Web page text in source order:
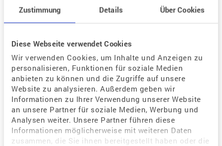
Zustimmung Details Über Cookies
Diese Webseite verwendet Cookies
Wir verwenden Cookies, um Inhalte und Anzeigen zu
personalisieren, Funktionen für soziale Medien
anbieten zu können und die Zugriffe auf unsere
Website zu analysieren. Außerdem geben wir
Informationen zu Ihrer Verwendung unserer Website
an unsere Partner für soziale Medien, Werbung und
Analysen weiter. Unsere Partner führen diese
Informationen möglicherweise mit weiteren Daten
zusammen, die Sie ihnen bereitgestellt haben oder die
Berufstätigkeit weiter nachgehen. Nach dem Transfer
muss man dann individuell entscheiden. MfG Ihr
Team MVZ PAN Institut
Zurück zur Listenansicht